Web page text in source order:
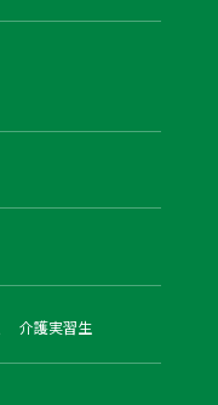
介護実習生